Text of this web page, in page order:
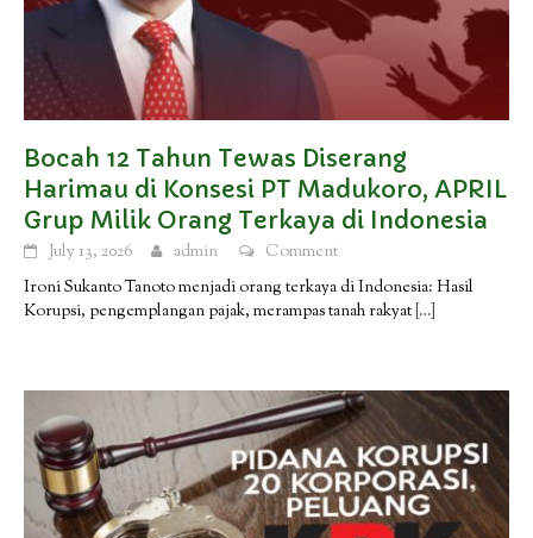
Bocah 12 Tahun Tewas Diserang
Harimau di Konsesi PT Madukoro, APRIL
Grup Milik Orang Terkaya di Indonesia
July 13, 2026 admin
Comment
Ironi Sukanto Tanoto menjadi orang terkaya di Indonesia: Hasil
Korupsi, pengemplangan pajak, merampas tanah rakyat[…]